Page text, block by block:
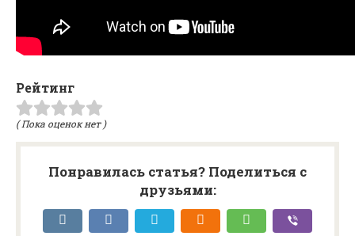
Рейтинг
( Пока оценок нет )
Понравилась статья? Поделиться с
друзьями: